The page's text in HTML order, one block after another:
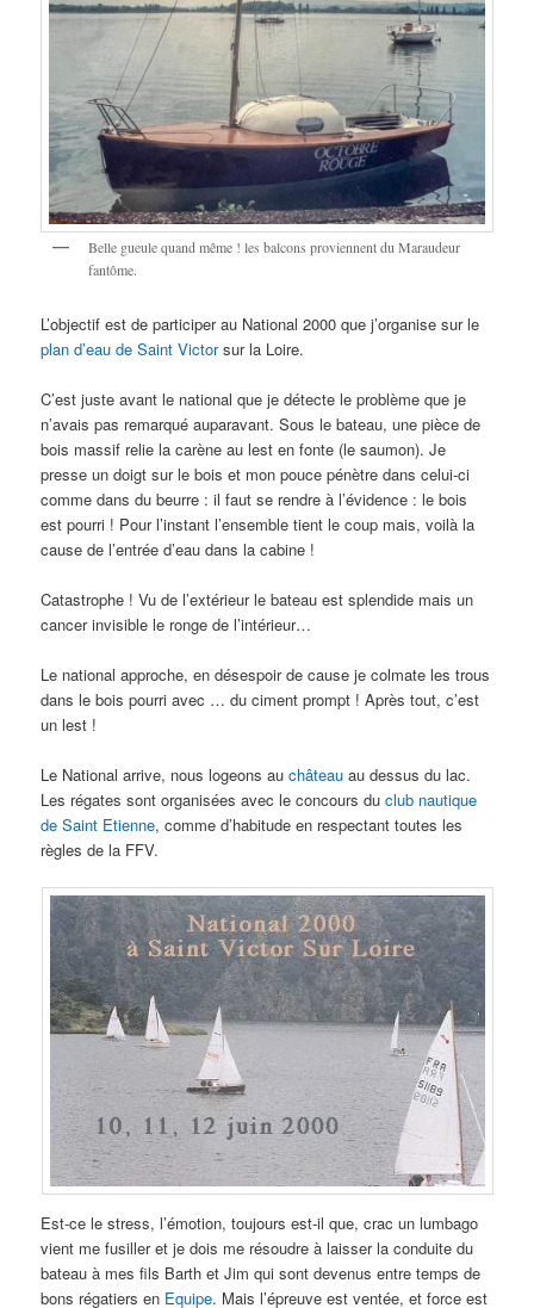
Belle gueule quand même ! les balcons proviennent du Maraudeur
fantôme.
L’objectif est de participer au National 2000 que j’organise sur le
plan d’eau de Saint Victorsur la Loire.
C’est juste avant le national que je détecte le problème que je
n’avais pas remarqué auparavant. Sous le bateau, une pièce de
bois massif relie la carène au lest en fonte (le saumon). Je
presse un doigt sur le bois et mon pouce pénètre dans celui-ci
comme dans du beurre : il faut se rendre à l’évidence : le bois
est pourri ! Pour l’instant l’ensemble tient le coup mais, voilà la
cause de l’entrée d’eau dans la cabine !
Catastrophe ! Vu de l’extérieur le bateau est splendide mais un
cancer invisible le ronge de l’intérieur…
Le national approche, en désespoir de cause je colmate les trous
dans le bois pourri avec … du ciment prompt ! Après tout, c’est
un lest !
Le National arrive, nous logeons auchâteau au dessus du lac.
Les régates sont organisées avec le concours duclub nautique
de Saint Etienne, comme d’habitude en respectant toutes les
règles de la FFV.
Est-ce le stress, l’émotion, toujours est-il que, crac un lumbago
vient me fusiller et je dois me résoudre à laisser la conduite du
bateau à mes fils Barth et Jim qui sont devenus entre temps de
bons régatiers en Equipe. Mais l’épreuve est ventée, et force est